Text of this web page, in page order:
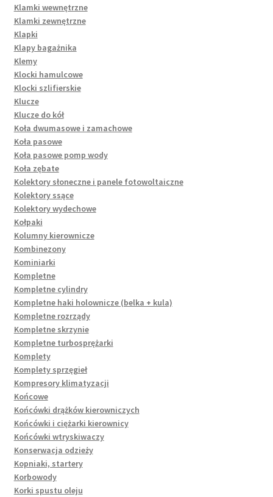
Klamki wewnętrzne
Klamki zewnętrzne
Klapki
Klapy bagażnika
Klemy
Klocki hamulcowe
Klocki szlifierskie
Klucze
Klucze do kół
Koła dwumasowe i zamachowe
Koła pasowe
Koła pasowe pomp wody
Koła zębate
Kolektory słoneczne i panele fotowoltaiczne
Kolektory ssące
Kolektory wydechowe
Kołpaki
Kolumny kierownicze
Kombinezony
Kominiarki
Kompletne
Kompletne cylindry
Kompletne haki holownicze (belka + kula)
Kompletne rozrządy
Kompletne skrzynie
Kompletne turbosprężarki
Komplety
Komplety sprzęgieł
Kompresory klimatyzacji
Końcowe
Końcówki drążków kierowniczych
Końcówki i ciężarki kierownicy
Końcówki wtryskiwaczy
Konserwacja odzieży
Kopniaki, startery
Korbowody
Korki spustu oleju